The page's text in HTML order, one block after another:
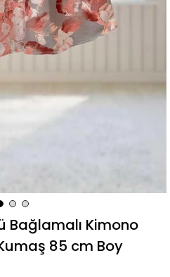
Bağlamalı Kimono
85 cm Boy